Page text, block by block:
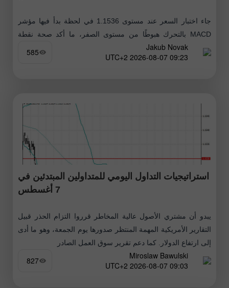
جاء اختبار السعر عند مستوى 1.1536 في لحظة بدأ فيها مؤشر
MACD بالتحرك هبوطًا من مستوى الصفر، ما أكد صحة نقطة
الدخول لبيع اليورو. ونتيجة لذلك هبط الزوج بمقدار
Jakub Novak
09:23 2026-08-07 UTC+2
585
استراتيجيات التداول اليومي للمتداولين المبتدئين في
7 أغسطس
يبدو أن مشتري الأصول عالية المخاطر قرروا التزام الحذر قبيل
التقارير الأمريكية المهمة المنتظر صدورها يوم الجمعة، وهو ما أدى
إلى ارتفاع الدولار. كما دعم تقرير سوق العمل الصادر
Miroslaw Bawulski
09:03 2026-08-07 UTC+2
827